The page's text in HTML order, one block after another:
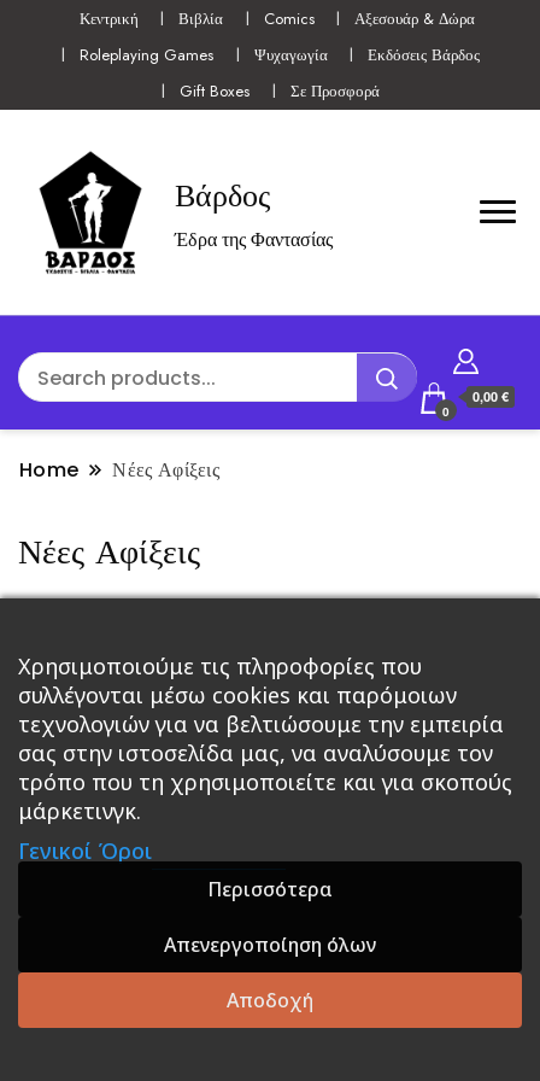
Κεντρική Βιβλία Comics
Αξεσουάρ & Δώρα
Roleplaying Games
Ψυχαγωγία
Εκδόσεις Βάρδος
Gift Boxes
Σε Προσφορά
Βάρδος
Έδρα της Φαντασίας
0
0,00 €
Home Νέες Αφίξεις
Νέες Αφίξεις
Κεντρική Βιβλία Comics Αξεσουάρ & Δώρα
Roleplaying Games Ψυχαγωγία Εκδόσεις Βάρδος
Gift Boxes Σε Προσφορά
A theme by GradientThemes - A theme by Gradient
Χρησιμοποιούμε τις πληροφορίες που
συλλέγονται μέσω cookies και παρόμοιων
τεχνολογιών για να βελτιώσουμε την εμπειρία
σας στην ιστοσελίδα μας, να αναλύσουμε τον
τρόπο που τη χρησιμοποιείτε και για σκοπούς
μάρκετινγκ.
Γενικοί Όροι
Περισσότερα
Απενεργοποίηση όλων
Αποδοχή